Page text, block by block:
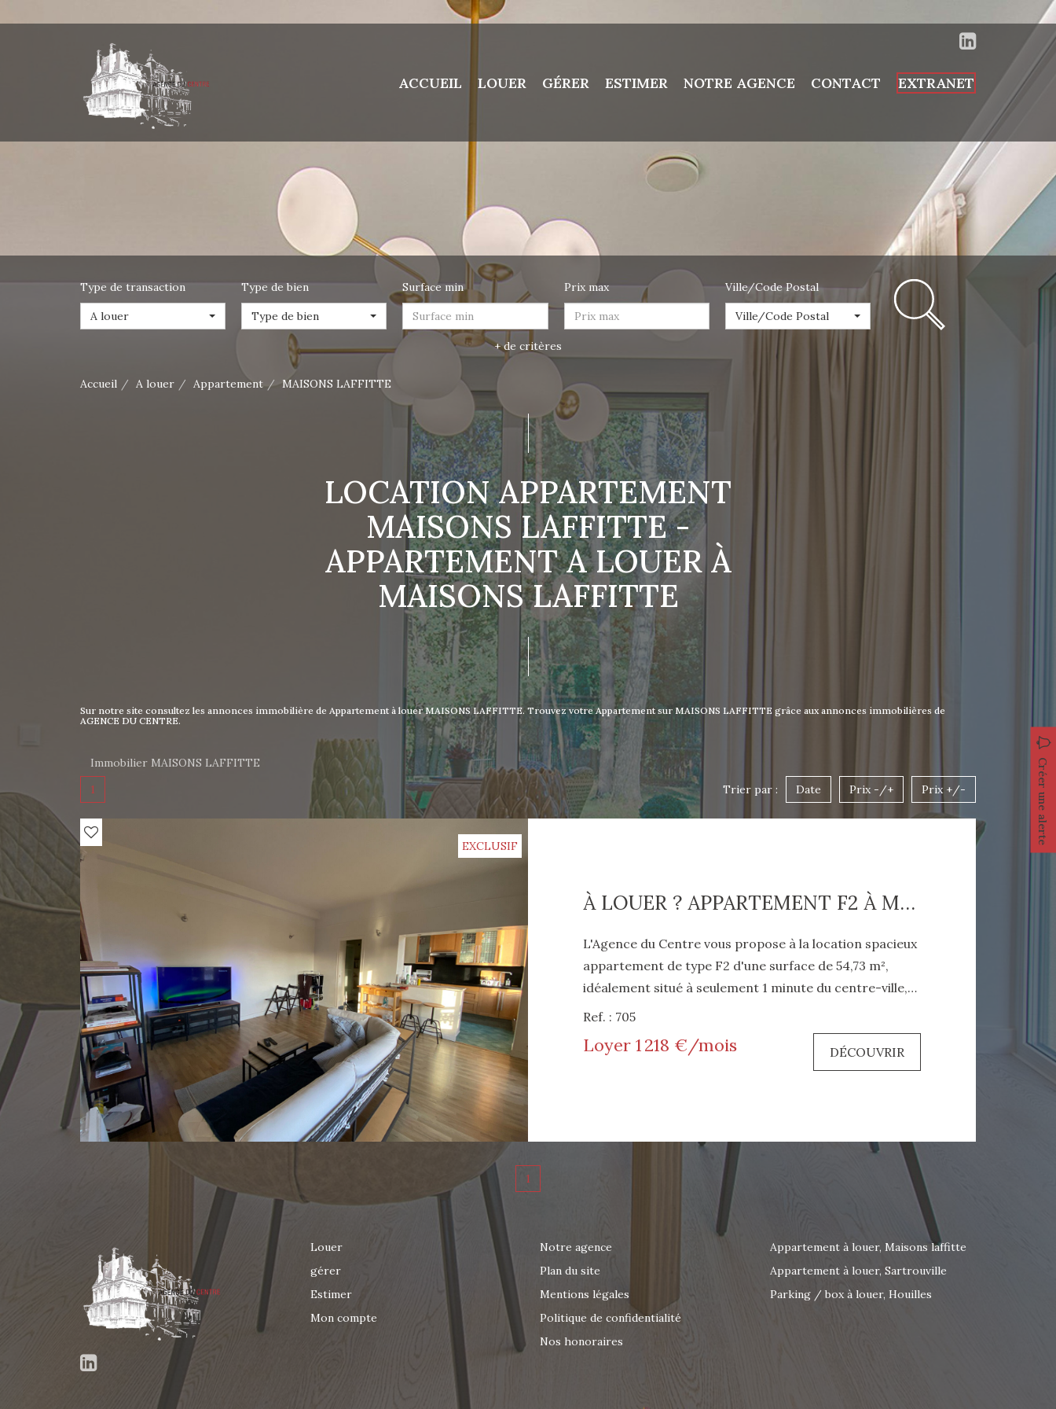
ACCUEIL LOUER GÉRER ESTIMER NOTRE AGENCE CONTACT EXTRANET
Type de transaction
A louer
Type de bien
Type de bien
Surface min Prix max Ville/Code Postal
Ville/Code Postal
+ de critères
Accueil A louer Appartement MAISONS LAFFITTE
LOCATION APPARTEMENT
MAISONS LAFFITTE -
APPARTEMENT A LOUER À
MAISONS LAFFITTE
Sur notre site consultez les annonces immobilière de Appartement à louer MAISONS LAFFITTE. Trouvez votre Appartement sur MAISONS LAFFITTE grâce aux annonces immobilières de
AGENCE DU CENTRE.
Immobilier MAISONS LAFFITTE Créer une alerte
1 Trier par : Date Prix -/+ Prix +/-
EXCLUSIF
À LOUER ? APPARTEMENT F2 À MAISONS-LAFFITTE (54,73 M²)
L'Agence du Centre vous propose à la location spacieux
appartement de type F2 d'une surface de 54,73 m²,
idéalement situé à seulement 1 minute du centre-ville,
de la gare RER A et de tous les commerces, dans une
d'une entrée, d'une chambre avec placards, d'un grand
séjour lumineux, d'une cuisine ouverte aménagée ainsi
proximité immédiate de toutes les commodités.
Confort : chauffage et eau chaude individuels
: 1 218 € / mois Dépôt de garantie : 1 173 € Honoraires
visiter sans tarder ! Pour plus d'informations ou pour
organiser une visite, contactez AGENCE DU CENTRE au
06 63 47 49 70 ou par email :
agenceducentrelocation@gmail.com .
Ref. : 705
Loyer 1 218 €/mois DÉCOUVRIR
1
Louer
gérer
Estimer
Mon compte
Notre agence
Plan du site
Mentions légales
Politique de confidentialité
Nos honoraires
Appartement à louer, Maisons laffitte
Appartement à louer, Sartrouville
Parking / box à louer, Houilles